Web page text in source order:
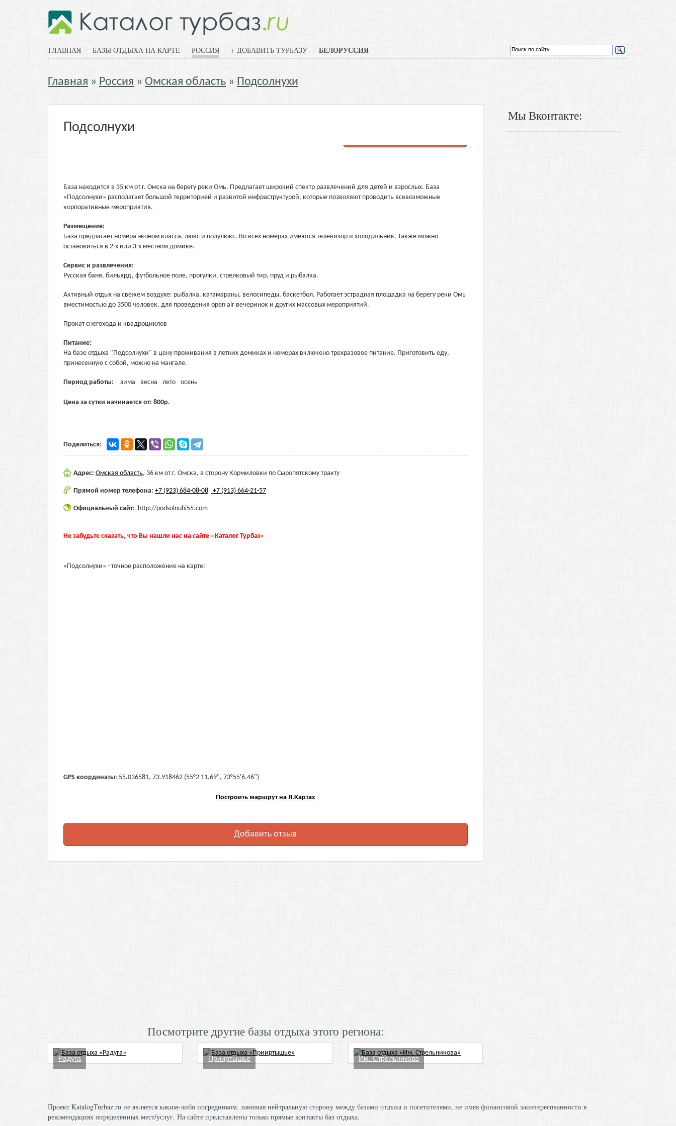
ГЛАВНАЯ БАЗЫ ОТДЫХА НА КАРТЕ РОССИЯ + ДОБАВИТЬ ТУРБАЗУ БЕЛОРУССИЯ
Главная Россия Омская область Подсолнухи
Подсолнухи
База находится в 35 км от г. Омска на берегу реки Омь. Предлагает широкий спектр развлечений для детей и взрослых. База
«Подсолнухи» располагает большой территорией и развитой инфраструктурой, которые позволяют проводить всевозможные
корпоративные мероприятия.
Размещение:
База предлагает номера эконом класса, люкс и полулюкс. Во всех номерах имеются телевизор и холодильник. Также можно
остановиться в 2-х или 3-х местном домике.
Сервис и развлечения:
Русская баня, бильярд, футбольное поле, прогулки, стрелковый тир, пруд и рыбалка.
Активный отдых на свежем воздухе: рыбалка, катамараны, велосипеды, баскетбол. Работает эстрадная площадка на берегу реки Омь
вместимостью до 3500 человек, для проведения open air вечеринок и других массовых мероприятий.
Прокат снегохода и квадроциклов
Питание:
На базе отдыха "Подсолнухи" в цену проживания в летних домиках и номерах включено трехразовое питание. Приготовить еду,
принесенную с собой, можно на мангале.
Период работы: зима весна лето осень
Цена за сутки начинается от: 800р.
Поделиться:
Адрес: Омская область, 36 км от г. Омска, в сторону Кормиловки по Сыропятскому тракту
Прямой номер телефона: +7 (923) 684-08-08 +7 (913) 664-21-57
Официальный сайт: http://podsolnuhi55.com
Не забудьте сказать, что Вы нашли нас на сайте «Каталог Турбаз»
«Подсолнухи» - точное расположение на карте:
GPS координаты: 55.036581, 73.918462 (55°2'11.69", 73°55'6.46")
Построить маршрут на Я.Картах
Добавить отзыв
Мы Вконтакте:
Посмотрите другие базы отдыха этого региона:
Радуга Прииртышье Им. Стрельникова
Проект KatalogTurbaz.ru не является каким-либо посредником, занимая нейтральную сторону между базами отдыха и посетителями, не имея финансовой заинтересованности в
рекомендациях определённых мест/услуг. На сайте представлены только прямые контакты баз отдыха.